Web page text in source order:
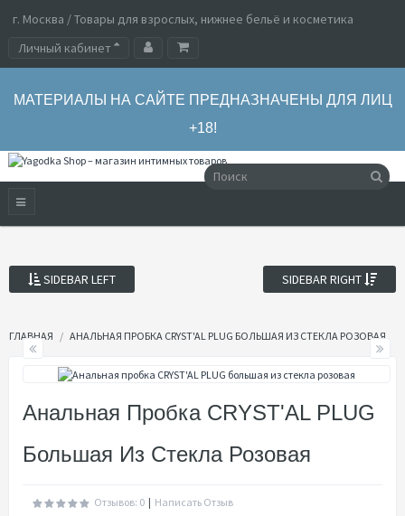
г. Москва / Товары для взрослых, нижнее бельё и косметика
Личный кабинет
МАТЕРИАЛЫ НА САЙТЕ ПРЕДНАЗНАЧЕНЫ ДЛЯ ЛИЦ
+18!
SIDEBAR LEFT SIDEBAR RIGHT
ГЛАВНАЯ АНАЛЬНАЯ ПРОБКА CRYST'AL PLUG БОЛЬШАЯ ИЗ СТЕКЛА РОЗОВАЯ
Анальная Пробка CRYST'AL PLUG
Большая Из Стекла Розовая
Отзывов: 0 | Написать Отзыв